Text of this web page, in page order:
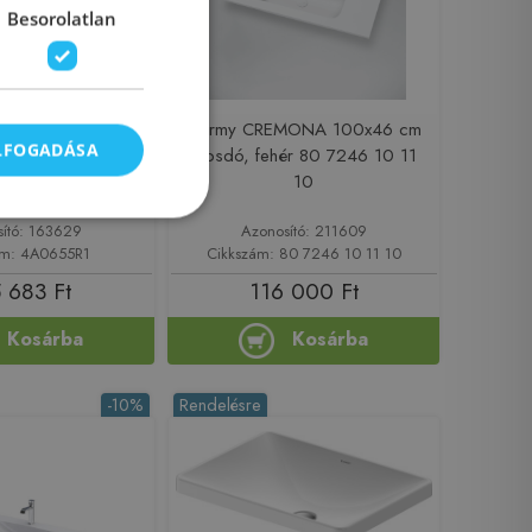
Avento 55x44 cm
mosdó
4A06 55 R1
163629
4A0655R1
683 Ft
Kosárba
Marmy CREMONA 100x46 cm
mosdó, fehér 80 7246 10 11
10
Azonosító: 211609
Cikkszám: 80 7246 10 11 10
116 000 Ft
Kosárba
-10% Rendelésre
Besorolatlan